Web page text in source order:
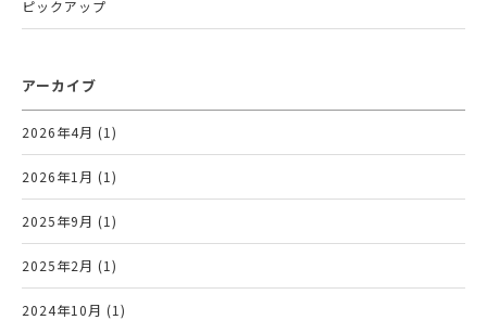
ピックアップ
アーカイブ
2026年4月 (1)
2026年1月 (1)
2025年9月 (1)
2025年2月 (1)
2024年10月 (1)